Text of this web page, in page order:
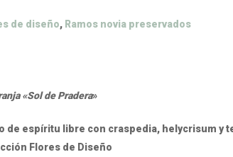
de diseño, Ramos novia preservados
«Sol de Pradera»
de espíritu libre con craspedia, helycrisum y
Flores de Diseño